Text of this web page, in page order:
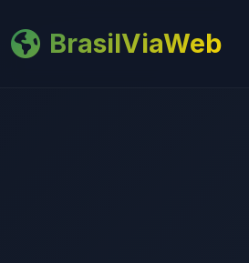
BrasilViaWeb